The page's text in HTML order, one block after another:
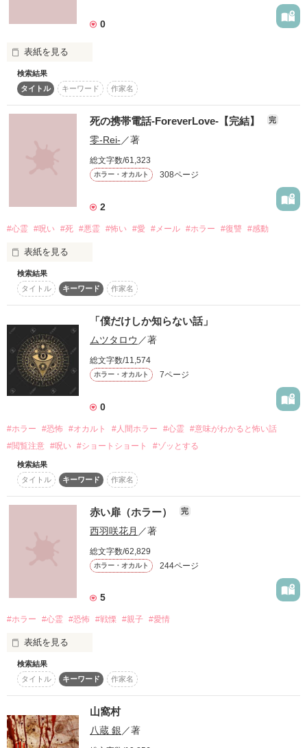
幽霊たちが立っているのです。
作品を読む
0
表紙を見る
☆緊急告知☆
集英社様 Seventeen 9月号(8/1発売)でこの小説が掲載されま
す！
是非見て欲しいです♪
この小説はノンフィクションで書いています。
霊を否定してる方が読まれても どうかと思いますが…
事実を元に発表致しますので凄い怖い小説とは違うと思いま
誹謗中傷等しない方だけに読んで頂けたらと思っていますm(_
_)m
ん…すみません(>_<)
作品を読む
検索結果
タイトル
キーワード 作家名
死の携帯電話-ForeverLove-【完結】 完
零-Rei- ／著
総文字数/61,323
ホラー・オカルト 308ページ
2
#心霊 #呪い #死 #悪霊 #怖い #愛 #メール #ホラー #復讐 #感動
表紙を見る
恐怖の中でこそ、愛は煌(きらめ)く。
--------
｢携帯に呪い殺される｣
謎の言葉を残して失踪した僕の恋人、秀美。
僕(飯島優輝)は必死にその行方を追う。
しかし、唯一の手がかり、秀美の携帯電話をめぐり次々と起こ
そして、秀美に迫る死の影。
はたして、僕は秀美を探し出し、その命を守る事が出来るのだ
ろうか・・・。
誰もが誰かの事を愛し、誰もが誰かに愛されている。
だから、人はみな決して一人ではない。
ノンストップラブホラー、是非、読んでくださいね。
5月27日連載開始
作品を読む
検索結果
タイトル
キーワード 作家名
「僕だけしか知らない話」
ムツタロウ ／著
総文字数/11,574
ホラー・オカルト 7ページ
0
#ホラー #恐怖 #オカルト #人間ホラー #心霊 #意味がわかると怖い話
#閲覧注意 #呪い #ショートショート #ゾッとする
検索結果
タイトル
キーワード 作家名
赤い扉（ホラー） 完
西羽咲花月 ／著
総文字数/62,829
ホラー・オカルト 244ページ
5
#ホラー #心霊 #恐怖 #戦慄 #親子 #愛情
表紙を見る
《赤い扉》
波の音が聞こえる。
外はもう真夜中だというのに帰る家を見失い、徘徊する人々。
検索結果
タイトル
キーワード 作家名
山窩村
八蔵 銀／著